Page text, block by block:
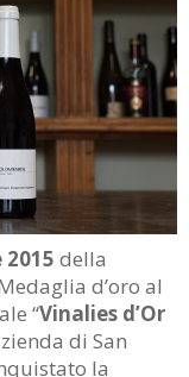
della
d’oro al
“Vinalies d’Or
di San
la